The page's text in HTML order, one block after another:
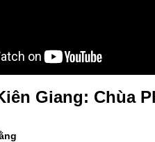
Giang: Chùa